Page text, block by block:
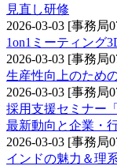
見直し研修
2026-03-03 [事務局
1on1ミーティング
2026-03-03 [事務局
生産性向上のため
2026-03-03 [事務局
採用支援セミナー
最新動向と企業・
2026-03-03 [事務局
インドの魅力＆理